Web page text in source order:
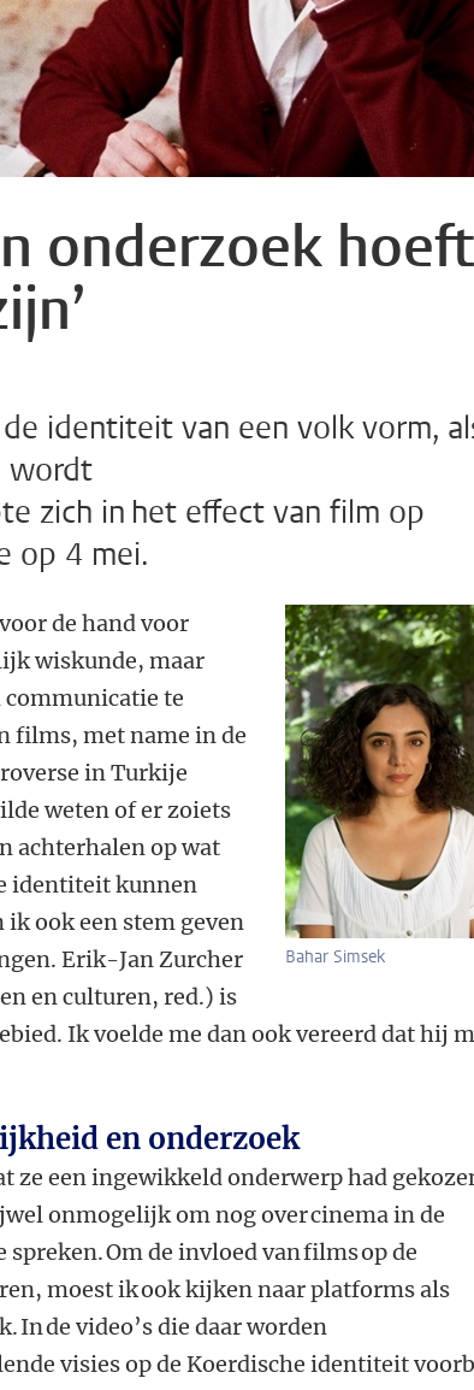
onderzoek hoeft
identiteit van een volk vorm,
wordt
zich in het effect van film op
op 4 mei.
Bahar Simsek
de hand voor
wiskunde, maar
communicatie te
films, met name in de
in Turkije
weten of er zoiets
achterhalen op wat
identiteit kunnen
ook een stem geven
Erik-Jan Zurcher
en culturen, red.) is
Ik voelde me dan ook vereerd dat hij
en onderzoek
ze een ingewikkeld onderwerp had
onmogelijk om nog over cinema in de
Om de invloed van films op de
moest ik ook kijken naar platforms als
In de video’s die daar worden
visies op de Koerdische identiteit